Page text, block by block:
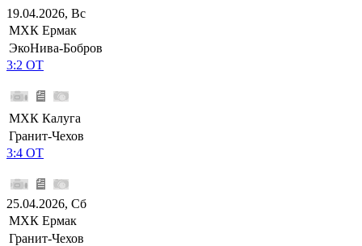
19.04.2026, Вс
МХК Ермак
ЭкоНива-Бобров
3:2 ОТ
МХК Калуга
Гранит-Чехов
3:4 ОТ
25.04.2026, Сб
МХК Ермак
Гранит-Чехов